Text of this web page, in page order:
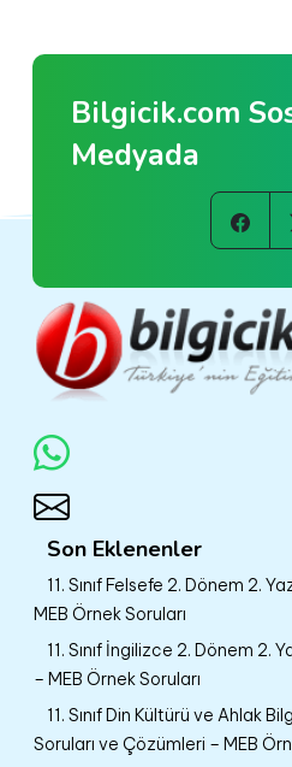
Bilgicik.com
Medyada
Son Eklenenler
11. Sınıf Felsefe 2. Dönem 2.
MEB Örnek Soruları
11. Sınıf İngilizce 2. Dönem 2.
– MEB Örnek Soruları
11. Sınıf Din Kültürü ve Ahlak
Soruları ve Çözümleri – MEB